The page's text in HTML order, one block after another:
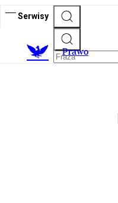
Serwisy
Prawo